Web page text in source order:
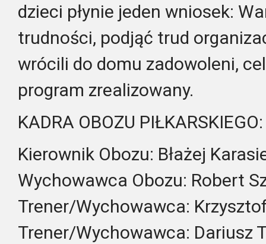
dzieci płynie jeden wniosek:
trudności, podjąć trud
wrócili do domu zadowoleni,
program zrealizowany.
KADRA OBOZU PIŁKARSKIEGO:
Kierownik Obozu: Błażej
Wychowawca Obozu: Robert
Trener/Wychowawca:
Trener/Wychowawca: Dariusz